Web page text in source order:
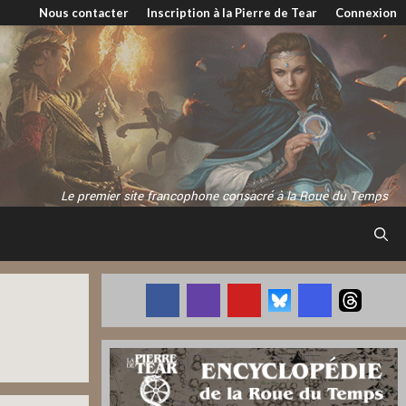
Nous contacter Inscription à la Pierre de Tear Connexion
Le premier site francophone consacré à la Roue du Temps